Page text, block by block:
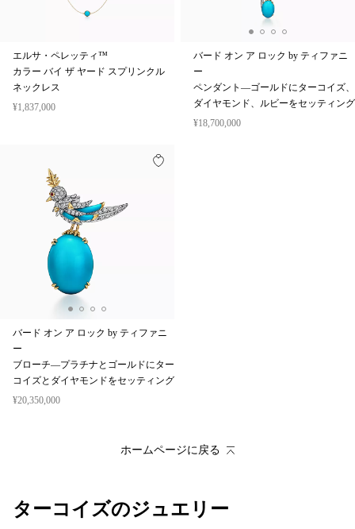
エルサ・ペレッティ™
カラー バイ ザ ヤード スプリンクル
ネックレス
¥1,837,000
バード オン ア ロック by ティファニ
ー
ペンダント—ゴールドにターコイズ、
ダイヤモンド、ルビーをセッティング
¥18,700,000
バード オン ア ロック by ティファニ
ー
ブローチ—プラチナとゴールドにター
コイズとダイヤモンドをセッティング
¥20,350,000
ホームページに戻る
ターコイズのジュエリー